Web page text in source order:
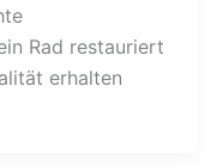
Rad restauriert
erhalten